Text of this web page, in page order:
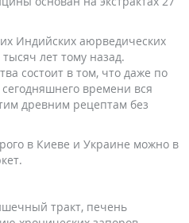
Индийских аюрведических
лет тому назад.
состоит в том, что даже по
времени вся
древним рецептам без
в Киеве и Украине можно в
тракт, печень